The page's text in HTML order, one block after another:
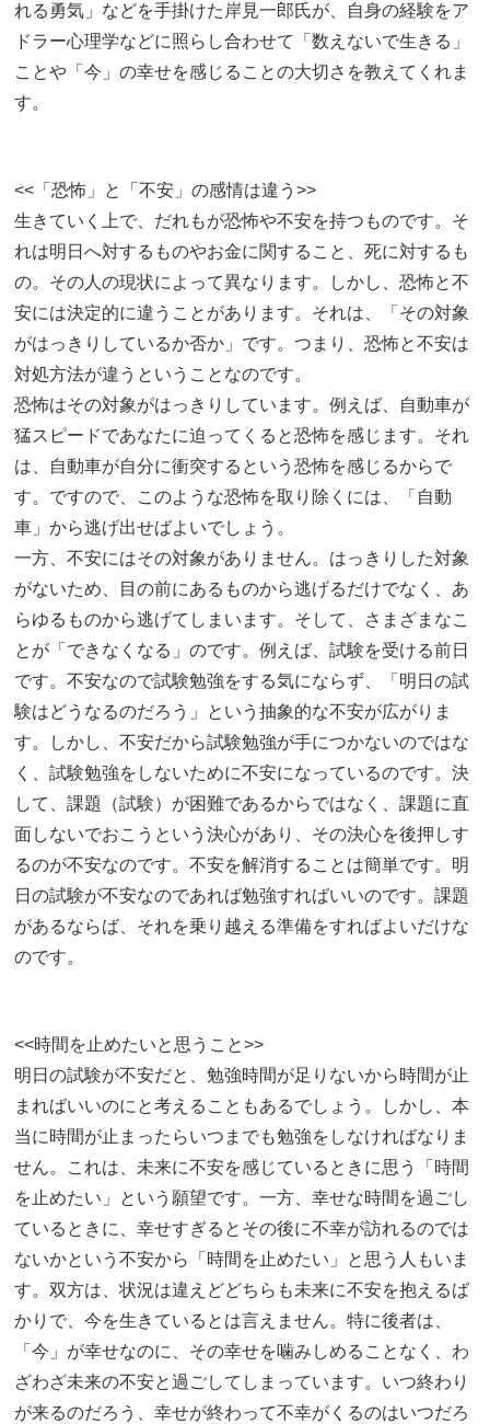
れる勇気」などを手掛けた岸見一郎氏が、自身の経験をア
ドラー心理学などに照らし合わせて「数えないで生きる」
ことや「今」の幸せを感じることの大切さを教えてくれま
す。
<<「恐怖」と「不安」の感情は違う>>
生きていく上で、だれもが恐怖や不安を持つものです。そ
れは明日へ対するものやお金に関すること、死に対するも
の。その人の現状によって異なります。しかし、恐怖と不
安には決定的に違うことがあります。それは、「その対象
がはっきりしているか否か」です。つまり、恐怖と不安は
対処方法が違うということなのです。
恐怖はその対象がはっきりしています。例えば、自動車が
猛スピードであなたに迫ってくると恐怖を感じます。それ
は、自動車が自分に衝突するという恐怖を感じるからで
す。ですので、このような恐怖を取り除くには、「自動
車」から逃げ出せばよいでしょう。
一方、不安にはその対象がありません。はっきりした対象
がないため、目の前にあるものから逃げるだけでなく、あ
らゆるものから逃げてしまいます。そして、さまざまなこ
とが「できなくなる」のです。例えば、試験を受ける前日
です。不安なので試験勉強をする気にならず、「明日の試
験はどうなるのだろう」という抽象的な不安が広がりま
す。しかし、不安だから試験勉強が手につかないのではな
く、試験勉強をしないために不安になっているのです。決
して、課題（試験）が困難であるからではなく、課題に直
面しないでおこうという決心があり、その決心を後押しす
るのが不安なのです。不安を解消することは簡単です。明
日の試験が不安なのであれば勉強すればいいのです。課題
があるならば、それを乗り越える準備をすればよいだけな
のです。
<<時間を止めたいと思うこと>>
明日の試験が不安だと、勉強時間が足りないから時間が止
まればいいのにと考えることもあるでしょう。しかし、本
当に時間が止まったらいつまでも勉強をしなければなりま
せん。これは、未来に不安を感じているときに思う「時間
を止めたい」という願望です。一方、幸せな時間を過ごし
ているときに、幸せすぎるとその後に不幸が訪れるのでは
ないかという不安から「時間を止めたい」と思う人もいま
す。双方は、状況は違えどどちらも未来に不安を抱えるば
かりで、今を生きているとは言えません。特に後者は、
「今」が幸せなのに、その幸せを噛みしめることなく、わ
ざわざ未来の不安と過ごしてしまっています。いつ終わり
が来るのだろう、幸せが終わって不幸がくるのはいつだろ